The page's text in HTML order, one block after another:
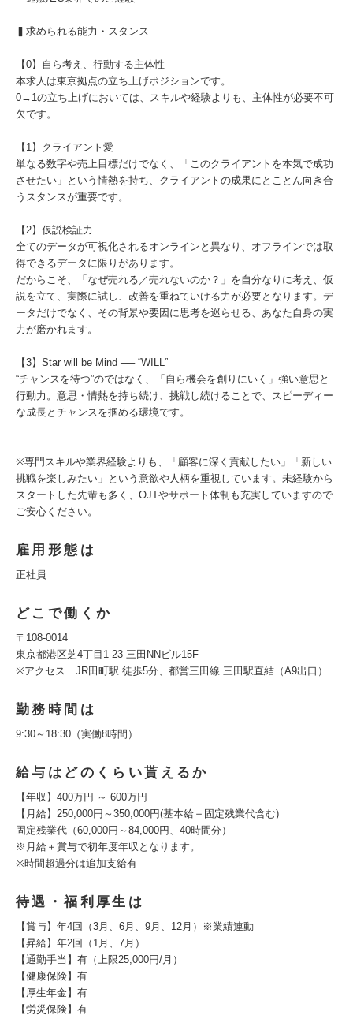
▍求められる能力・スタンス
【0】自ら考え、行動する主体性
本求人は東京拠点の立ち上げポジションです。
0→1の立ち上げにおいては、スキルや経験よりも、主体性が必要不可
欠です。
【1】クライアント愛
単なる数字や売上目標だけでなく、「このクライアントを本気で成功
させたい」という情熱を持ち、クライアントの成果にとことん向き合
うスタンスが重要です。
【2】仮説検証力
全てのデータが可視化されるオンラインと異なり、オフラインでは取
得できるデータに限りがあります。
だからこそ、「なぜ売れる／売れないのか？」を自分なりに考え、仮
説を立て、実際に試し、改善を重ねていける力が必要となります。デ
ータだけでなく、その背景や要因に思考を巡らせる、あなた自身の実
力が磨かれます。
【3】Star will be Mind ── “WILL”
“チャンスを待つ”のではなく、「自ら機会を創りにいく」強い意思と
行動力。意思・情熱を持ち続け、挑戦し続けることで、スピーディー
な成長とチャンスを掴める環境です。
※専門スキルや業界経験よりも、「顧客に深く貢献したい」「新しい
挑戦を楽しみたい」という意欲や人柄を重視しています。未経験から
スタートした先輩も多く、OJTやサポート体制も充実していますので
ご安心ください。
雇用形態は
正社員
どこで働くか
〒108-0014
東京都港区芝4丁目1‐23 三田NNビル15F
※アクセス JR田町駅 徒歩5分、都営三田線 三田駅直結（A9出口）
勤務時間は
9:30～18:30（実働8時間）
給与はどのくらい貰えるか
【年収】400万円 ～ 600万円
【月給】250,000円～350,000円(基本給＋固定残業代含む)
固定残業代（60,000円～84,000円、40時間分）
※月給＋賞与で初年度年収となります。
※時間超過分は追加支給有
待遇・福利厚生は
【賞与】年4回（3月、6月、9月、12月）※業績連動
【昇給】年2回（1月、7月）
【通勤手当】有（上限25,000円/月）
【健康保険】有
【厚生年金】有
【労災保険】有